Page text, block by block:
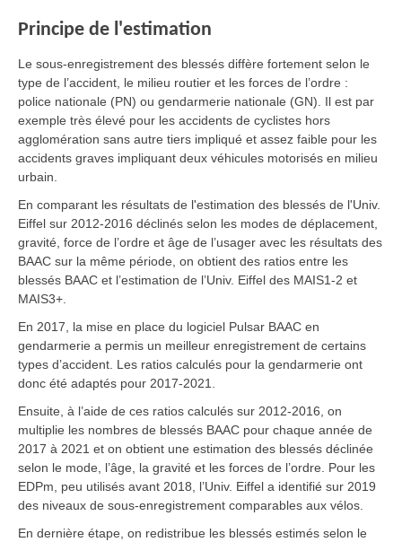
Principe de l'estimation
Le sous-enregistrement des blessés diffère fortement selon le
type de l’accident, le milieu routier et les forces de l’ordre :
police nationale (PN) ou gendarmerie nationale (GN). Il est par
exemple très élevé pour les accidents de cyclistes hors
agglomération sans autre tiers impliqué et assez faible pour les
accidents graves impliquant deux véhicules motorisés en milieu
urbain.
En comparant les résultats de l'estimation des blessés de l'Univ.
Eiffel sur 2012-2016 déclinés selon les modes de déplacement,
gravité, force de l’ordre et âge de l’usager avec les résultats des
BAAC sur la même période, on obtient des ratios entre les
blessés BAAC et l’estimation de l’Univ. Eiffel des MAIS1-2 et
MAIS3+.
En 2017, la mise en place du logiciel Pulsar BAAC en
gendarmerie a permis un meilleur enregistrement de certains
types d’accident. Les ratios calculés pour la gendarmerie ont
donc été adaptés pour 2017-2021.
Ensuite, à l’aide de ces ratios calculés sur 2012-2016, on
multiplie les nombres de blessés BAAC pour chaque année de
2017 à 2021 et on obtient une estimation des blessés déclinée
selon le mode, l’âge, la gravité et les forces de l’ordre. Pour les
EDPm, peu utilisés avant 2018, l’Univ. Eiffel a identifié sur 2019
des niveaux de sous-enregistrement comparables aux vélos.
En dernière étape, on redistribue les blessés estimés selon le